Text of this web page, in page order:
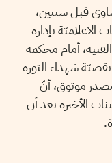
قبل سنتين،
الاعلاميّة بإدارة
أمام محكمة
شهداء الثورة
موثوق، أنّ
الأخيرة بعد أن